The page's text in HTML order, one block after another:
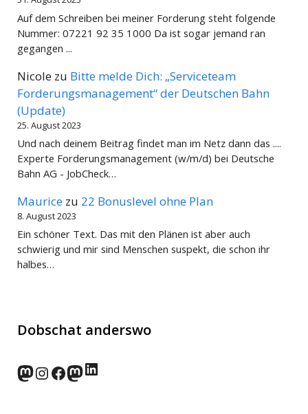
Auf dem Schreiben bei meiner Forderung steht folgende
Nummer: 07221 92 35 1000 Da ist sogar jemand ran
gegangen ...
Nicole zu Bitte melde Dich: „Serviceteam
Forderungsmanagement“ der Deutschen Bahn
(Update)
25. August 2023
Und nach deinem Beitrag findet man im Netz dann das ....
Experte Forderungsmanagement (w/m/d) bei Deutsche
Bahn AG - JobCheck…
Maurice zu 22 Bonuslevel ohne Plan
8. August 2023
Ein schöner Text. Das mit den Plänen ist aber auch
schwierig und mir sind Menschen suspekt, die schon ihr
halbes…
Dobschat anderswo
norden.social
Instagram
Facebook
wp-punks.social
LinkedIn